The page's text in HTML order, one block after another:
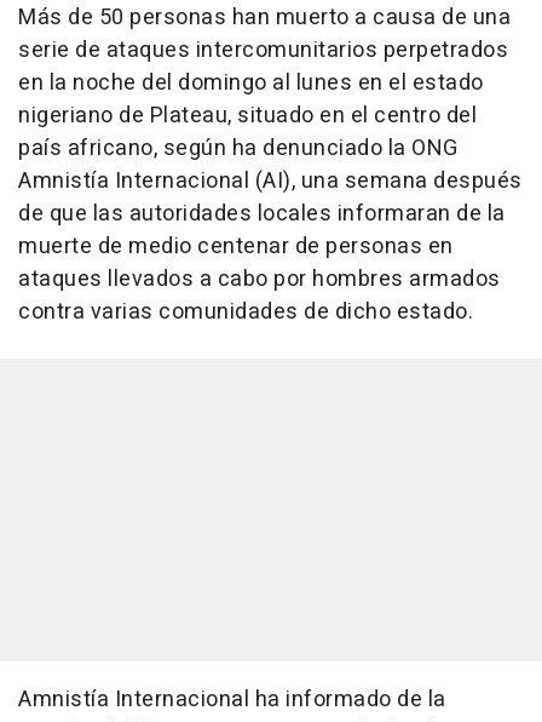
Más de 50 personas han muerto a causa de una
serie de ataques intercomunitarios perpetrados
en la noche del domingo al lunes en el estado
nigeriano de Plateau, situado en el centro del
país africano, según ha denunciado la ONG
Amnistía Internacional (AI), una semana después
de que las autoridades locales informaran de la
muerte de medio centenar de personas en
ataques llevados a cabo por hombres armados
contra varias comunidades de dicho estado.
Amnistía Internacional ha informado de la